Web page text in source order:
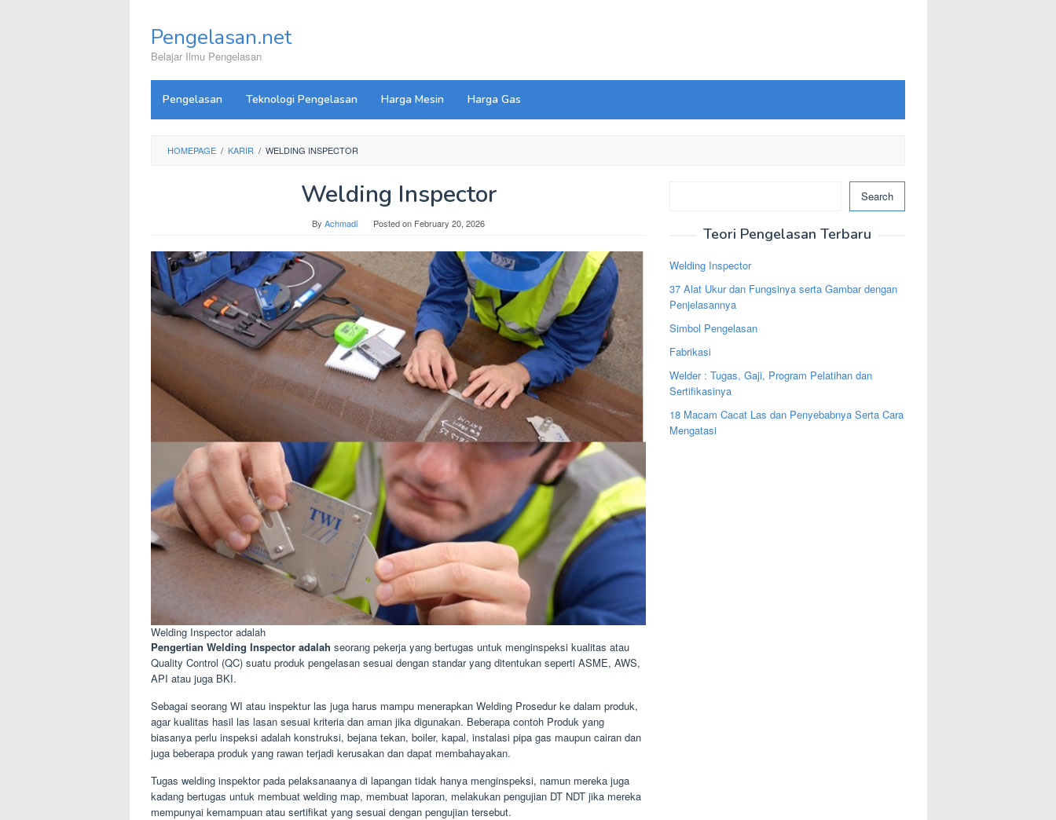
contentPengelasan.net
Belajar Ilmu Pengelasan
Pengelasan Teknologi Pengelasan Harga Mesin Harga Gas
HOMEPAGE / KARIR / WELDING INSPECTOR
Welding Inspector
By Achmadi Posted on February 20, 2026
Welding Inspector adalah
Pengertian Welding Inspector adalah seorang pekerja yang bertugas untuk menginspeksi kualitas atau
Quality Control (QC) suatu produk pengelasan sesuai dengan standar yang ditentukan seperti ASME, AWS,
API atau juga BKI.
Sebagai seorang WI atau inspektur las juga harus mampu menerapkan Welding Prosedur ke dalam produk,
agar kualitas hasil las lasan sesuai kriteria dan aman jika digunakan. Beberapa contoh Produk yang
biasanya perlu inspeksi adalah konstruksi, bejana tekan, boiler, kapal, instalasi pipa gas maupun cairan dan
juga beberapa produk yang rawan terjadi kerusakan dan dapat membahayakan.
Tugas welding inspektor pada pelaksanaanya di lapangan tidak hanya menginspeksi, namun mereka juga
kadang bertugas untuk membuat welding map, membuat laporan, melakukan pengujian DT NDT jika mereka
mempunyai kemampuan atau sertifikat yang sesuai dengan pengujian tersebut.
Search
Teori Pengelasan Terbaru
Welding Inspector
37 Alat Ukur dan Fungsinya serta Gambar dengan
Penjelasannya
Simbol Pengelasan
Fabrikasi
Welder : Tugas, Gaji, Program Pelatihan dan
Sertifikasinya
18 Macam Cacat Las dan Penyebabnya Serta Cara
Mengatasi